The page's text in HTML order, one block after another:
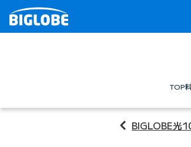
TOP
BIGLOBE光